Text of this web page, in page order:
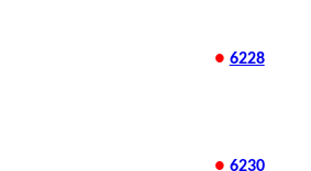
● 6228
● 6230